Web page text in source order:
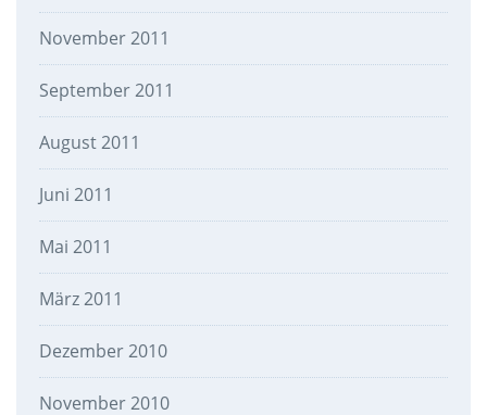
November 2011
September 2011
August 2011
Juni 2011
Mai 2011
März 2011
Dezember 2010
November 2010